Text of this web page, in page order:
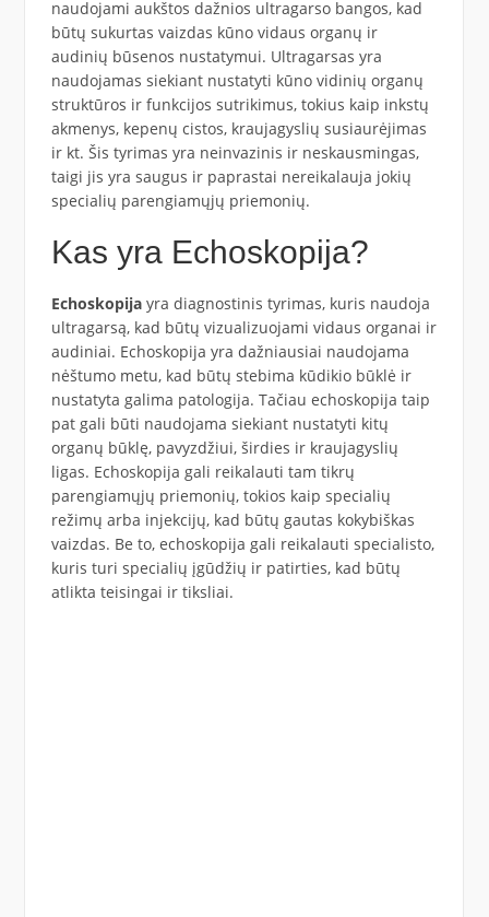
naudojami aukštos dažnios ultragarso bangos, kad
būtų sukurtas vaizdas kūno vidaus organų ir
audinių būsenos nustatymui. Ultragarsas yra
naudojamas siekiant nustatyti kūno vidinių organų
struktūros ir funkcijos sutrikimus, tokius kaip inkstų
akmenys, kepenų cistos, kraujagyslių susiaurėjimas
ir kt. Šis tyrimas yra neinvazinis ir neskausmingas,
taigi jis yra saugus ir paprastai nereikalauja jokių
specialių parengiamųjų priemonių.
Kas yra Echoskopija?
Echoskopijayra diagnostinis tyrimas, kuris naudoja
ultragarsą, kad būtų vizualizuojami vidaus organai ir
audiniai. Echoskopija yra dažniausiai naudojama
nėštumo metu, kad būtų stebima kūdikio būklė ir
nustatyta galima patologija. Tačiau echoskopija taip
pat gali būti naudojama siekiant nustatyti kitų
organų būklę, pavyzdžiui, širdies ir kraujagyslių
ligas. Echoskopija gali reikalauti tam tikrų
parengiamųjų priemonių, tokios kaip specialių
režimų arba injekcijų, kad būtų gautas kokybiškas
vaizdas. Be to, echoskopija gali reikalauti specialisto,
kuris turi specialių įgūdžių ir patirties, kad būtų
atlikta teisingai ir tiksliai.